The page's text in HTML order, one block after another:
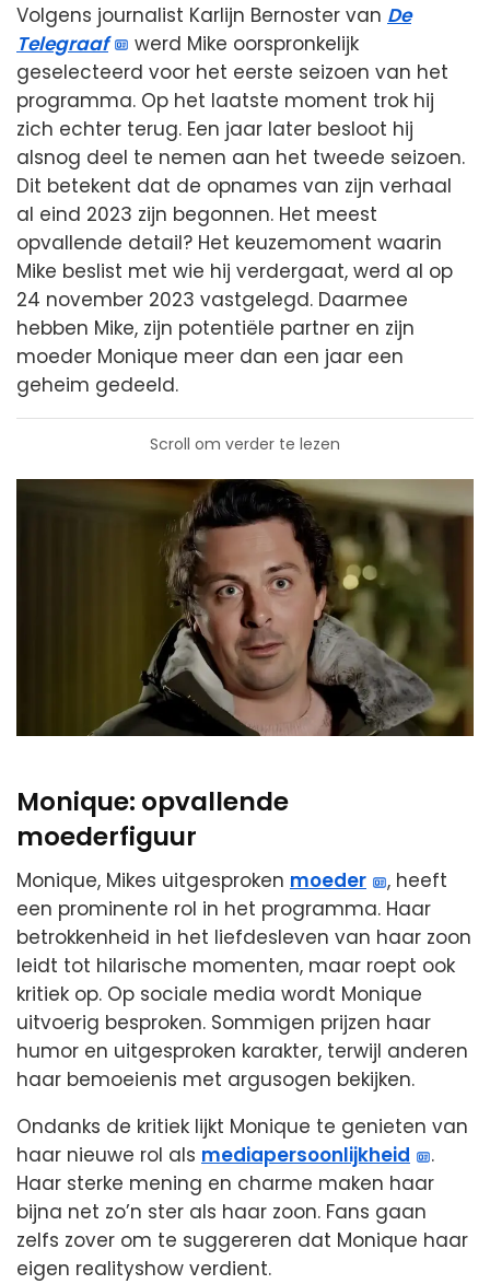
Volgens journalist Karlijn Bernoster van De
Telegraaf
werd Mike oorspronkelijk
geselecteerd voor het eerste seizoen van het
programma. Op het laatste moment trok hij
zich echter terug. Een jaar later besloot hij
alsnog deel te nemen aan het tweede seizoen.
Dit betekent dat de opnames van zijn verhaal
al eind 2023 zijn begonnen. Het meest
opvallende detail? Het keuzemoment waarin
Mike beslist met wie hij verdergaat, werd al op
24 november 2023 vastgelegd. Daarmee
hebben Mike, zijn potentiële partner en zijn
moeder Monique meer dan een jaar een
geheim gedeeld.
Scroll om verder te lezen
Monique: opvallende
moederfiguur
Monique, Mikes uitgesproken moeder
, heeft
een prominente rol in het programma. Haar
betrokkenheid in het liefdesleven van haar zoon
leidt tot hilarische momenten, maar roept ook
kritiek op. Op sociale media wordt Monique
uitvoerig besproken. Sommigen prijzen haar
humor en uitgesproken karakter, terwijl anderen
haar bemoeienis met argusogen bekijken.
Ondanks de kritiek lijkt Monique te genieten van
haar nieuwe rol als mediapersoonlijkheid
.
Haar sterke mening en charme maken haar
bijna net zo’n ster als haar zoon. Fans gaan
zelfs zover om te suggereren dat Monique haar
eigen realityshow verdient.